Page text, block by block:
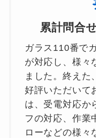
累計問合
ガラス110番で
が対応し、様々
ました。終えた
好評いただいて
は、受電対応か
フの対応、作業
ローなどの様々